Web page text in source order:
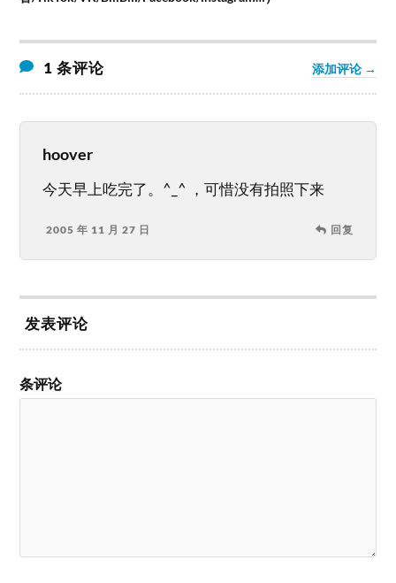
1 条评论 添加评论 →
hoover
今天早上吃完了。^_^ ，可惜没有拍照下来
2005 年 11 月 27 日 回复
发表评论
条评论